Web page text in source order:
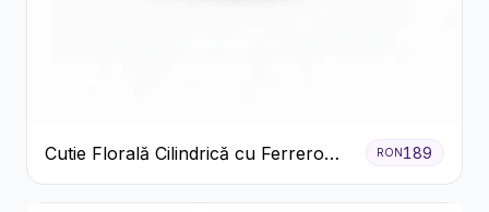
Cutie Florală Cilindrică cu Ferrero
Rocher și Trandafiri Pastel
RON 189